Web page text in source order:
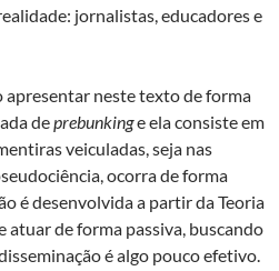
jornalistas, educadores e
neste texto de forma
deprebunkinge ela consiste em
veiculadas, seja nas
ocorra de forma
é desenvolvida a partir da Teoria
atuar de forma passiva, buscando
é algo pouco efetivo.